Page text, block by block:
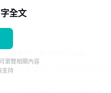
的投資組合，使用智能投資者
字全文
瀏覽相關內容
支持